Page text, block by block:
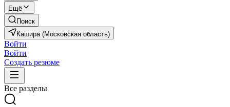
Ещё
Поиск
Кашира (Московская область)
Войти
Войти
Создать резюме
Все разделы